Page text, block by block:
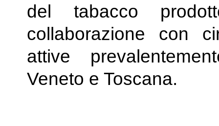
del tabacco
collaborazione con
attive
Veneto e Toscana.